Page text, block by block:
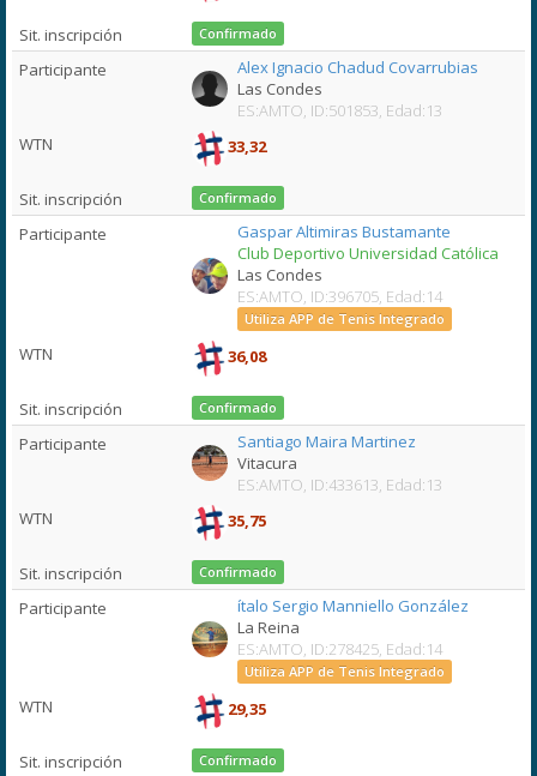
Confirmado
Alex Ignacio Chadud Covarrubias
Las Condes
ES:AMTO, ID:501853, Edad:13
33,32
Confirmado
Gaspar Altimiras Bustamante
Club Deportivo Universidad Católica
Las Condes
ES:AMTO, ID:396705, Edad:14
Utiliza APP de Tenis Integrado
36,08
Confirmado
Santiago Maira Martinez
Vitacura
ES:AMTO, ID:433613, Edad:13
35,75
Confirmado
ítalo Sergio Manniello González
La Reina
ES:AMTO, ID:278425, Edad:14
Utiliza APP de Tenis Integrado
29,35
Confirmado